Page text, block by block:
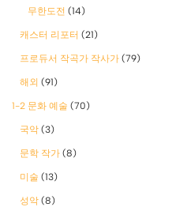
무한도전 (14)
캐스터 리포터 (21)
프로듀서 작곡가 작사가 (79)
해외 (91)
1-2 문화 예술 (70)
국악 (3)
문학 작가 (8)
미술 (13)
성악 (8)